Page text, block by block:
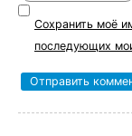
Сохранить моё
последующих